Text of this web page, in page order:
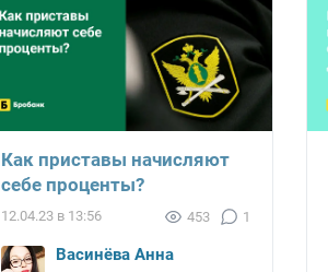
Как приставы начисляют
себе проценты?
12.04.23 в 13:56 453 1
Васинёва Анна